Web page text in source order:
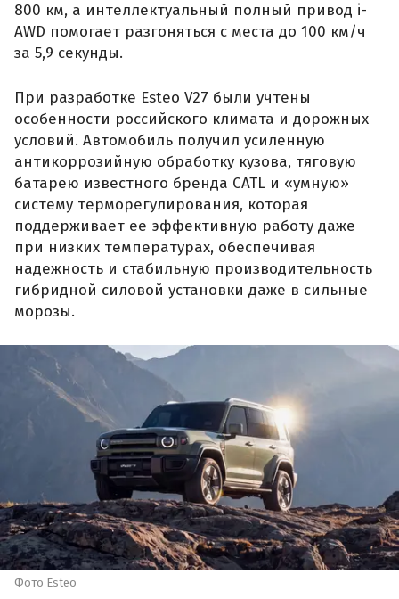
800 км, а интеллектуальный полный привод i-
AWD помогает разгоняться с места до 100 км/ч
за 5,9 секунды.
При разработке Esteo V27 были учтены
особенности российского климата и дорожных
условий. Автомобиль получил усиленную
антикоррозийную обработку кузова, тяговую
батарею известного бренда CATL и «умную»
систему терморегулирования, которая
поддерживает ее эффективную работу даже
при низких температурах, обеспечивая
надежность и стабильную производительность
гибридной силовой установки даже в сильные
морозы.
Фото Esteo